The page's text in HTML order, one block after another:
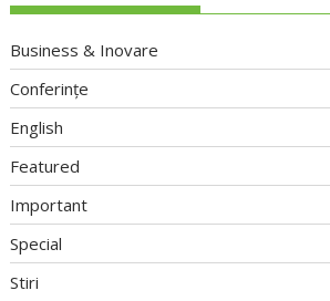
Business & Inovare
Conferințe
English
Featured
Important
Special
Stiri